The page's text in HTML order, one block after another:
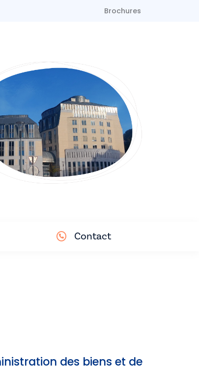
Brochures
Contact
des biens et de